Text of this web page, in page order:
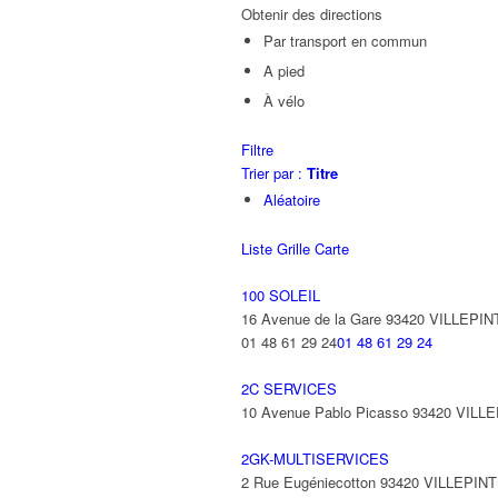
Obtenir des directions
Par transport en commun
A pied
À vélo
Filtre
Trier par : Titre
Aléatoire
Liste Grille Carte
100 SOLEIL
16 Avenue de la Gare 93420
01 48 61 29 2401 48 61 29 24
2C SERVICES
10 Avenue Pablo Picasso 93420
2GK-MULTISERVICES
2 Rue Eugéniecotton 93420